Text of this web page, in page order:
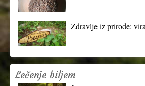
Zdravlje iz prirode:
Lečenje biljem